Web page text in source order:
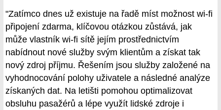
"Zatímco dnes už existuje na řadě míst možnost wi-fi
připojení zdarma, klíčovou otázkou zůstává, jak
může vlastník wi-fi sítě jejím prostřednictvím
nabídnout nové služby svým klientům a získat tak
nový zdroj příjmu. Řešením jsou služby založené na
vyhodnocování polohy uživatele a následné analýze
získaných dat. Na letišti pomohou optimalizovat
obsluhu pasažérů a lépe využít lidské zdroje i